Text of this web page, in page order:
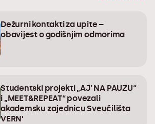
Dežurni kontakti za upite –
obavijest o godišnjim odmorima
Studentski projekti „AJ’ NA PAUZU“
i „MEET&REPEAT“ povezali
akademsku zajednicu Sveučilišta
VERN’